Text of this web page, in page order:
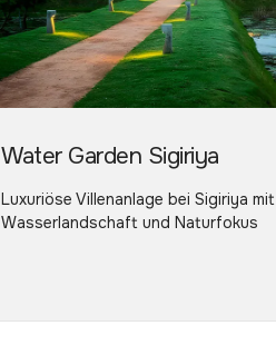
Water Garden Sigiriya
Luxuriöse Villenanlage bei Sigiriya mit
Wasserlandschaft und Naturfokus